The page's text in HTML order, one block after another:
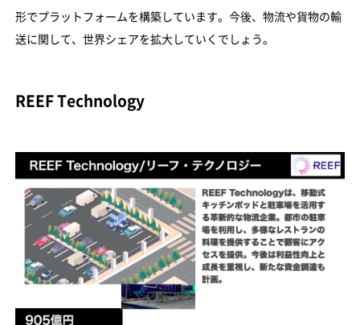
形でプラットフォームを構築しています。今後、物流や貨物の輸
送に関して、世界シェアを拡大していくでしょう。
REEF Technology